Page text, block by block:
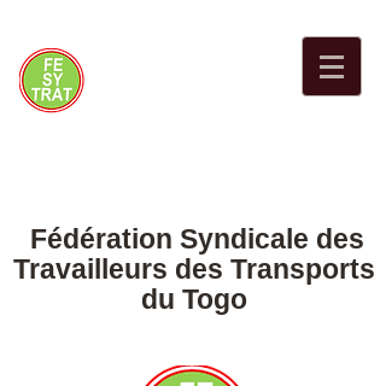
Fédération Syndicale des
Travailleurs des Transports
du Togo